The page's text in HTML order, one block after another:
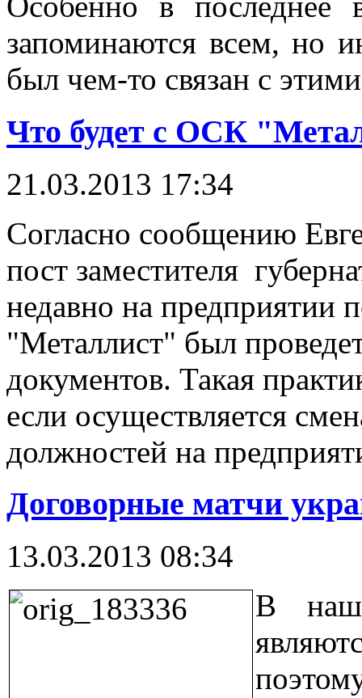
запоминаются всем, но
был чем-то связан с
Что будет с ОСК
21.03.2013 17:34
Согласно сообщению
пост заместителя
недавно на предприятии
"Металлист" был
документов. Такая
если осуществляется
должностей на
Договорные матчи
13.03.2013 08:34
В